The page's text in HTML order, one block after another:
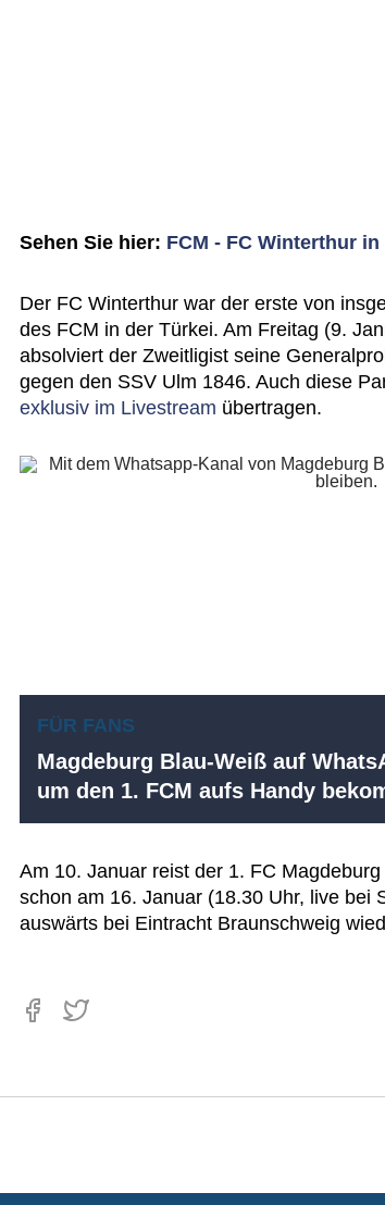
Sehen Sie hier: FCM - FC Winterthur
Der FC Winterthur war der erste von
des FCM in der Türkei. Am Freitag (9.
absolviert der Zweitligist seine
gegen den SSV Ulm 1846. Auch diese
exklusiv im Livestream übertragen.
FÜR FANS
Magdeburg Blau-Weiß auf
um den 1. FCM aufs Handy
Am 10. Januar reist der 1. FC
schon am 16. Januar (18.30 Uhr, live bei
auswärts bei Eintracht Braunschweig